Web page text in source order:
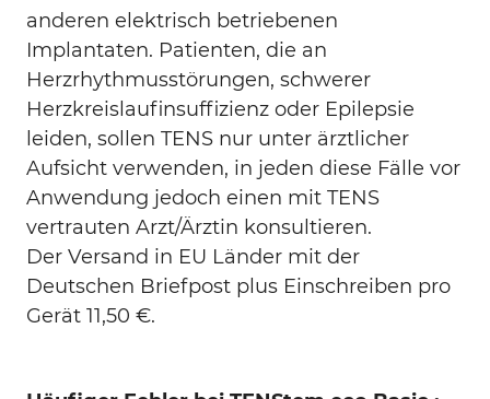
anderen elektrisch betriebenen
Implantaten. Patienten, die an
Herzrhythmusstörungen, schwerer
Herzkreislaufinsuffizienz oder Epilepsie
leiden, sollen TENS nur unter ärztlicher
Aufsicht verwenden, in jeden diese Fälle vor
Anwendung jedoch einen mit TENS
vertrauten Arzt/Ärztin konsultieren.
Der Versand in EU Länder mit der
Deutschen Briefpost plus Einschreiben pro
Gerät 11,50 €.